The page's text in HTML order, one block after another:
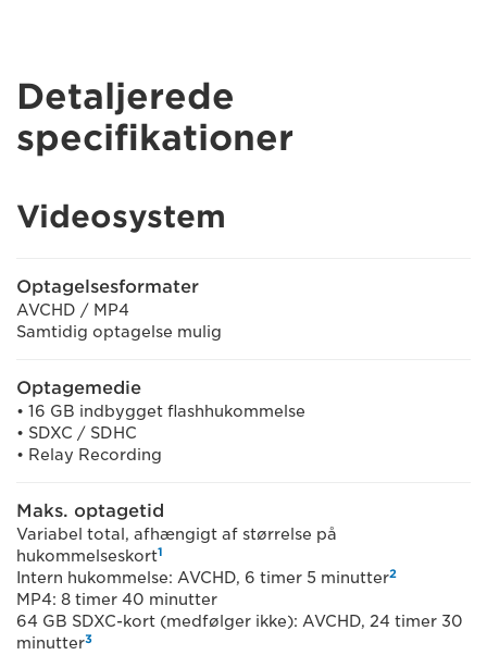
Detaljerede
specifikationer
Videosystem
Optagelsesformater
AVCHD / MP4
Samtidig optagelse mulig
Optagemedie
• 16 GB indbygget flashhukommelse
• SDXC / SDHC
• Relay Recording
Maks. optagetid
Variabel total, afhængigt af størrelse på
hukommelseskort1
Intern hukommelse: AVCHD, 6 timer 5 minutter2
MP4: 8 timer 40 minutter
64 GB SDXC-kort (medfølger ikke): AVCHD, 24 timer 30
minutter3